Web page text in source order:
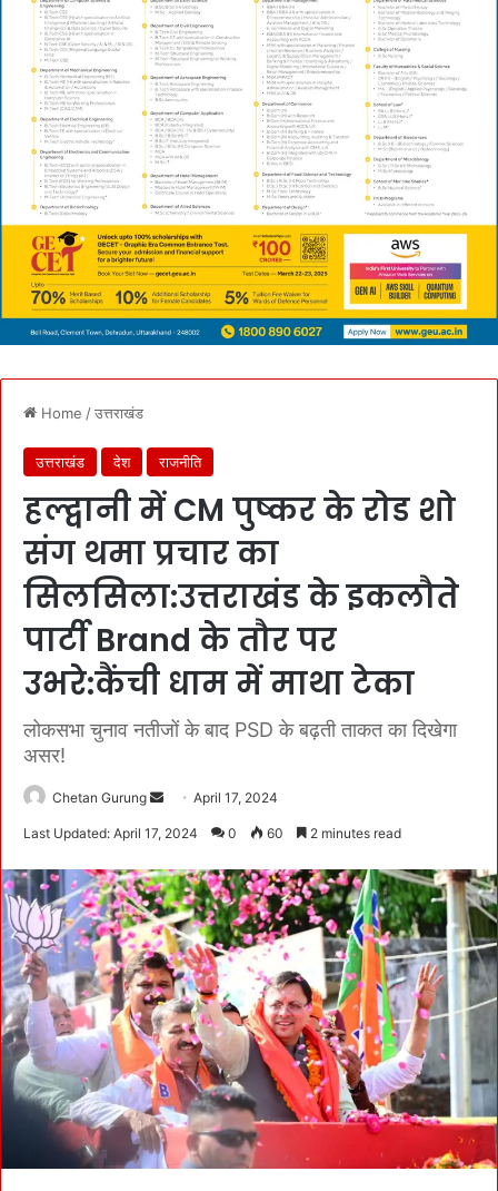
Home /उत्तराखंड
उत्तराखंड देश राजनीति
हल्द्वानी में CM पुष्कर के रोड शो
संग थमा प्रचार का
सिलसिला:उत्तराखंड के इकलौते
पार्टी Brand के तौर पर
उभरे:कैंची धाम में माथा टेका
लोकसभा चुनाव नतीजों के बाद PSD के बढ़ती ताकत का दिखेगा
असर!
Chetan Gurung
d
a
n
e
m
a
i
l
April 17, 2024
Last Updated: April 17, 2024 0 60 2 minutes read